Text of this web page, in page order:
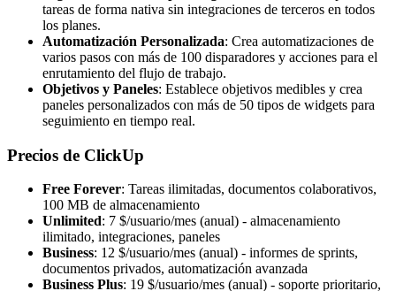
tareas de forma nativa sin integraciones de terceros en todos
los planes.
Automatización Personalizada: Crea automatizaciones de
varios pasos con más de 100 disparadores y acciones para el
enrutamiento del flujo de trabajo.
Objetivos y Paneles: Establece objetivos medibles y crea
paneles personalizados con más de 50 tipos de widgets para
seguimiento en tiempo real.
Precios de ClickUp
Free Forever: Tareas ilimitadas, documentos colaborativos,
100 MB de almacenamiento
Unlimited: 7 $/usuario/mes (anual) - almacenamiento
ilimitado, integraciones, paneles
Business: 12 $/usuario/mes (anual) - informes de sprints,
documentos privados, automatización avanzada
Business Plus: 19 $/usuario/mes (anual) - soporte prioritario,